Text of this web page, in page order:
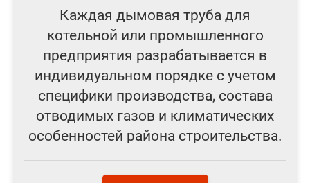
Каждая дымовая труба для
котельной или промышленного
предприятия разрабатывается в
индивидуальном порядке с учетом
специфики производства, состава
отводимых газов и климатических
особенностей района строительства.